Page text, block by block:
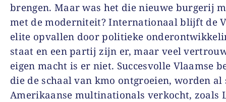
brengen. Maar was het die nieuwe burgerij
met de moderniteit? Internationaal blijft de
elite opvallen door politieke
staat en een partij zijn er, maar veel
eigen macht is er niet. Succesvolle Vlaamse
die de schaal van kmo ontgroeien, worden al
Amerikaanse multinationals verkocht, zoals